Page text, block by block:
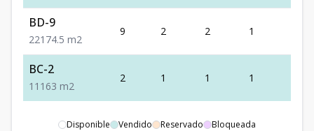
BD-9
221 74.5 m2
9 2 2 1
BC-2
1 1 1 63 m2
2 1 1 1
Disponible Vendido Reservado Bloqueada